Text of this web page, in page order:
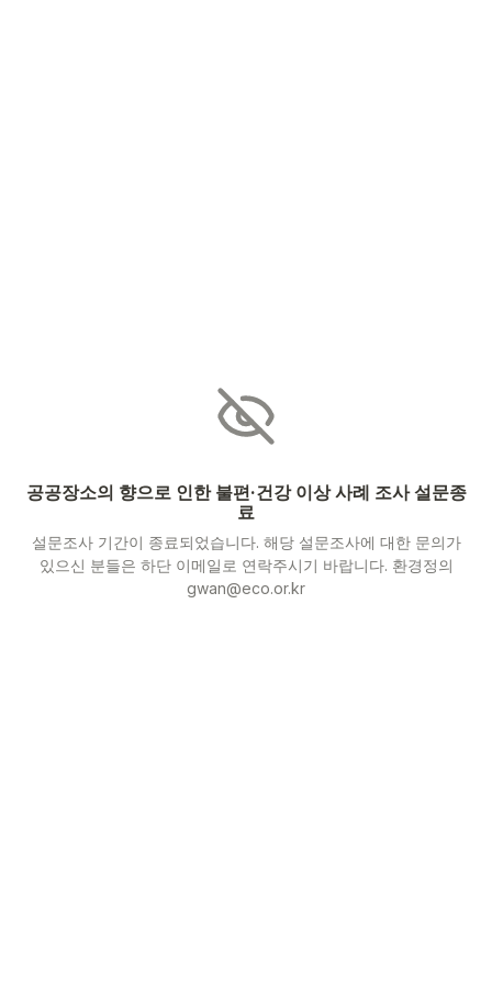
공공장소의 향으로 인한 불편·건강 이상 사례 조사 설문종
료
설문조사 기간이 종료되었습니다. 해당 설문조사에 대한 문의가
있으신 분들은 하단 이메일로 연락주시기 바랍니다. 환경정의
gwan@eco.or.kr